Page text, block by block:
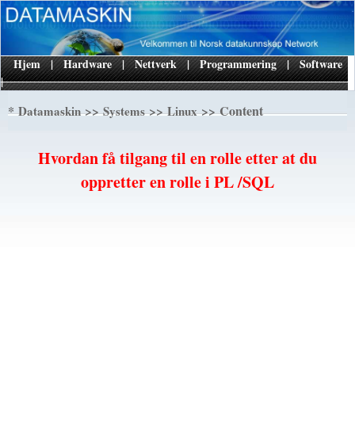
|
Hjem | Hardware | Nettverk | Programmering | Software
*Datamaskin>>Systems>>Linux>> Content
Hvordan få tilgang til en rolle etter at du
oppretter en rolle i PL /SQL